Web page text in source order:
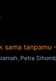
sama tanpamu
Petra